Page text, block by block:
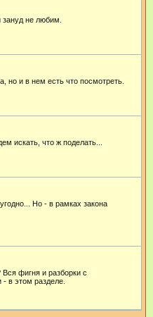
зануд не любим.
но и в нем есть что посмотреть.
искать, что ж поделать...
Но - в рамках закона
фигня и разборки с
в этом разделе.